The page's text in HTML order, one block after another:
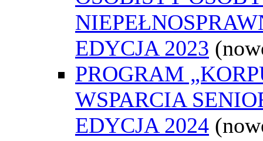
EDYCJA 2023
PROGRAM
WSPARCIA
EDYCJA 2024